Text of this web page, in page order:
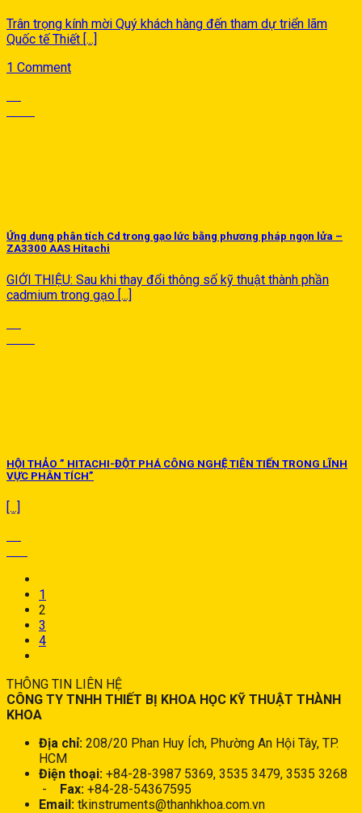
Trân trọng kính mời Quý khách hàng đến tham dự triển lãm
Quốc tế Thiết [...]
1 Comment
Ứng dụng phân tích Cd trong gạo lức bằng phương pháp ngọn lửa –
ZA3300 AAS Hitachi
GIỚI THIỆU: Sau khi thay đổi thông số kỹ thuật thành phần
cadmium trong gạo [...]
HỘI THẢO ” HITACHI-ĐỘT PHÁ CÔNG NGHỆ TIÊN TIẾN TRONG LĨNH
VỰC PHÂN TÍCH”
[...]
1
2
3
4
THÔNG TIN LIÊN HỆ
CÔNG TY TNHH THIẾT BỊ KHOA HỌC KỸ THUẬT THÀNH
KHOA
Địa chỉ: 208/20 Phan Huy Ích, Phường An Hội Tây, TP.
HCM
Điện thoại: +84-28-3987 5369, 3535 3479, 3535 3268
- Fax: +84-28-54367595
Email: tkinstruments@thanhkhoa.com.vn